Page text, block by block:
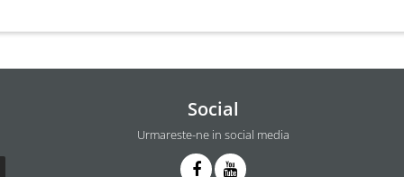
Social
Urmareste-ne in social media